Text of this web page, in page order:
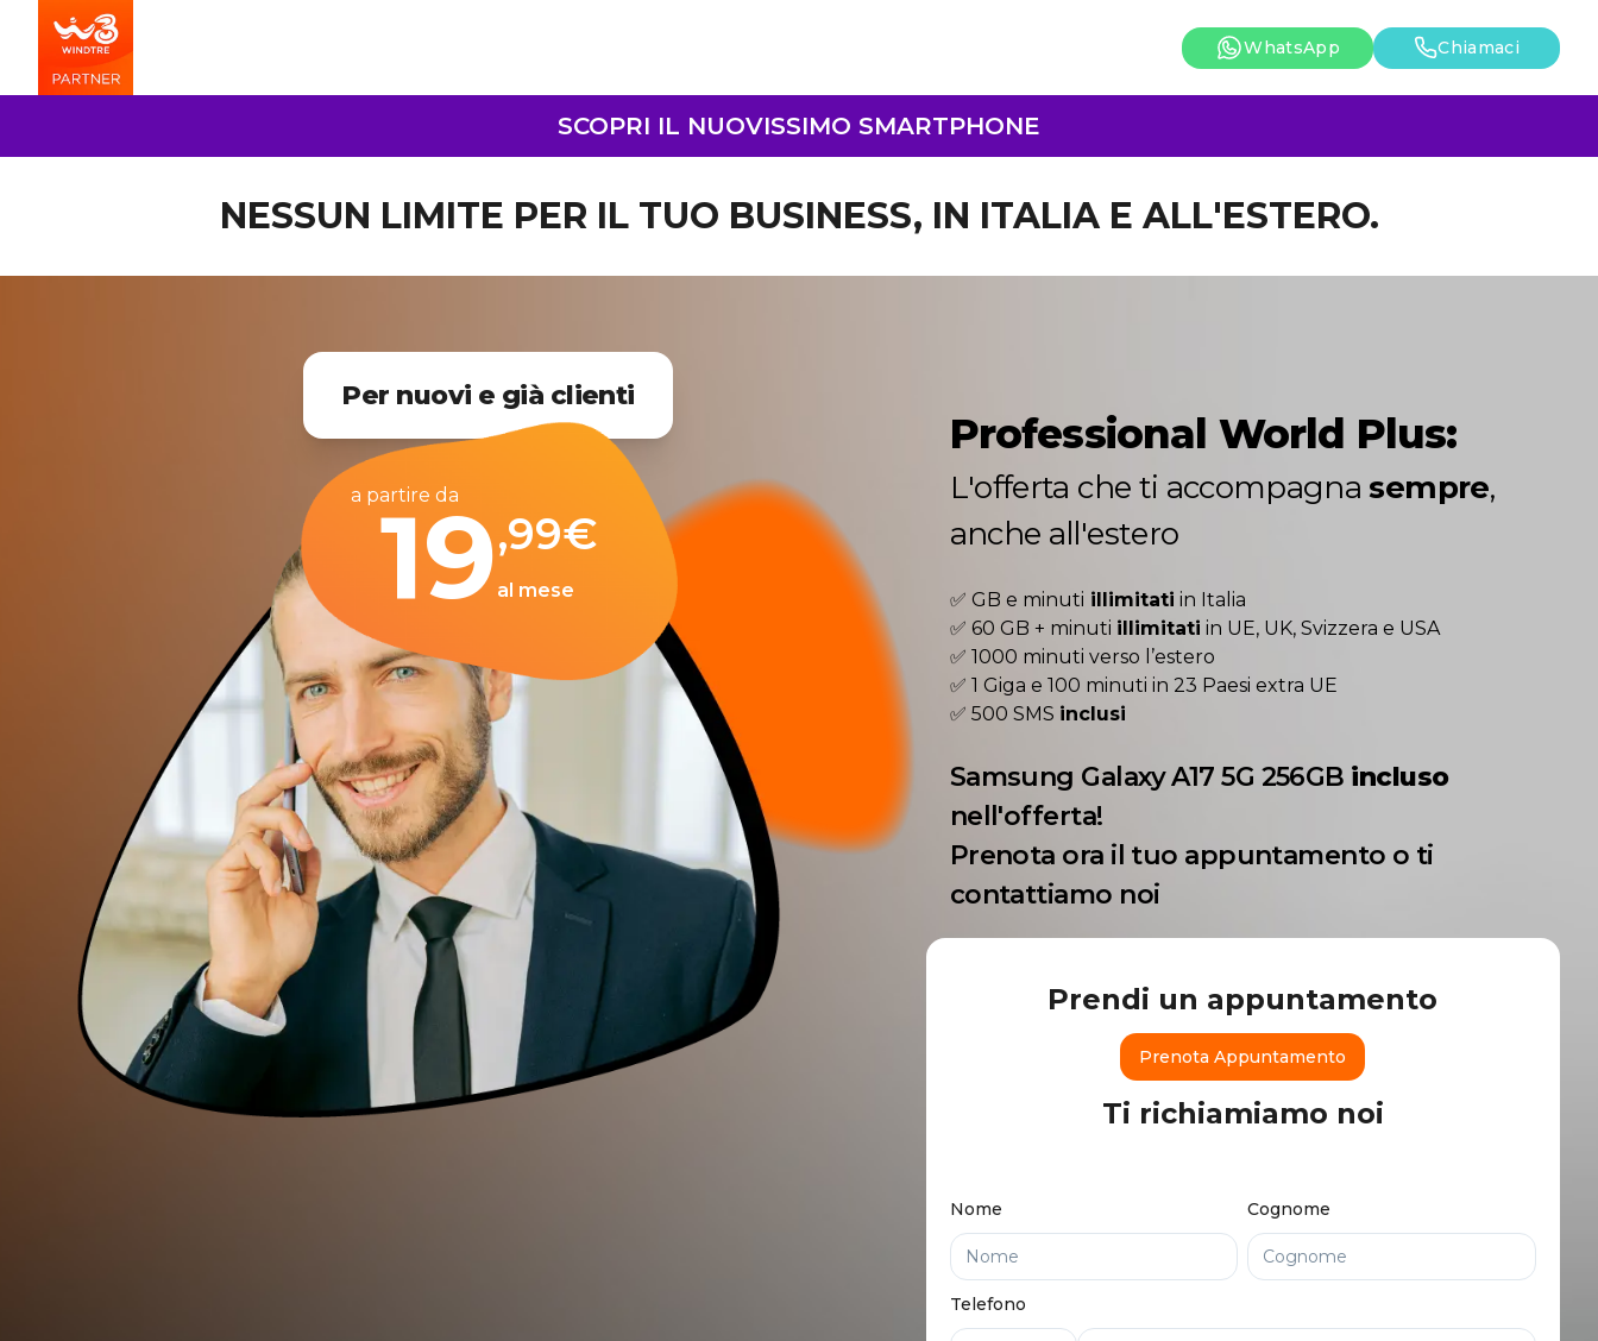
WhatsApp Chiamaci
SCOPRI IL NUOVISSIMO SMARTPHONE
NESSUN LIMITE PER IL TUO BUSINESS, IN ITALIA E ALL'ESTERO.
Per nuovi e già clienti
a partire da
19,99€
al mese
Professional World Plus:
L'offerta che ti accompagnasempre,
anche all'estero
✅ GB e minuti illimitati in Italia
✅ 60 GB + minuti illimitati in UE, UK, Svizzera e USA
✅ 1000 minuti verso l’estero
✅ 1 Giga e 100 minuti in 23 Paesi extra UE
✅ 500 SMS inclusi
Samsung Galaxy A17 5G 256GB incluso
nell'offerta!
Prenota ora il tuo appuntamento o ti
contattiamo noi
Prendi un appuntamento
Prenota Appuntamento
Ti richiamiamo noi
Nome Cognome
Telefono